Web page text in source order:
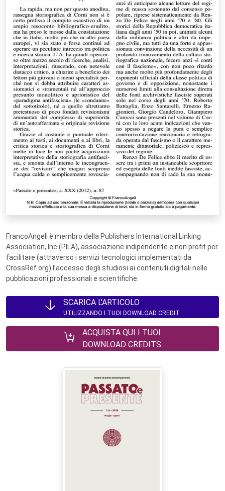
FrancoAngeli è membro della Publishers International Linking
Association, Inc (PILA), associazione indipendente e non profit per
facilitare (attraverso i servizi tecnologici implementati da
CrossRef.org) l’accesso degli studiosi ai contenuti digitali nelle
pubblicazioni professionali e scientifiche.
SCARICA L'ARTICOLO
UTILIZZANDO I TUOI DOWNLOAD CREDIT
ACQUISTA QUI I TUOI
DOWNLOAD CREDITS